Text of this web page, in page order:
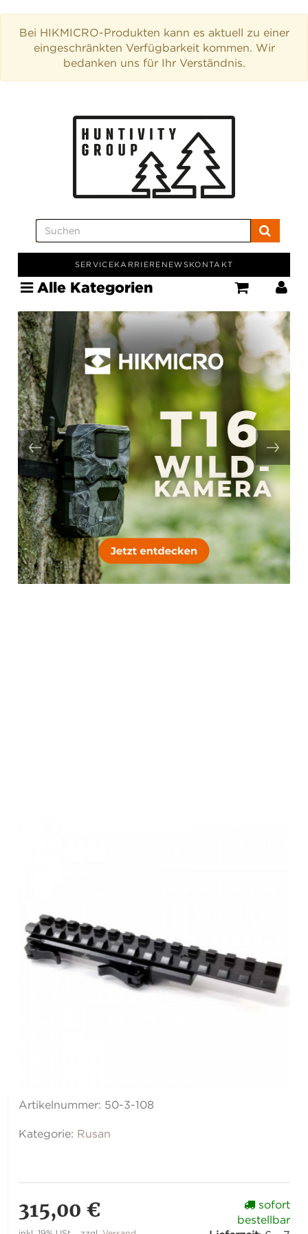
Bei HIKMICRO-Produkten kann es aktuell zu einer
eingeschränkten Verfügbarkeit kommen. Wir
bedanken uns für Ihr Verständnis.
SERVICEKARRIERE NEWSKONTAKT
Alle Kategorien
Artikelnummer: 50-3-108
Kategorie: Rusan
315,00 €
sofort
bestellbar